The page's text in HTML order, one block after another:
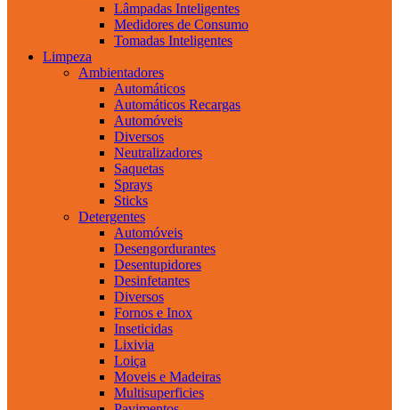
Lâmpadas Inteligentes
Medidores de Consumo
Tomadas Inteligentes
Limpeza
Ambientadores
Automáticos
Automáticos Recargas
Automóveis
Diversos
Neutralizadores
Saquetas
Sprays
Sticks
Detergentes
Automóveis
Desengordurantes
Desentupidores
Desinfetantes
Diversos
Fornos e Inox
Inseticidas
Lixivia
Loiça
Moveis e Madeiras
Multisuperficies